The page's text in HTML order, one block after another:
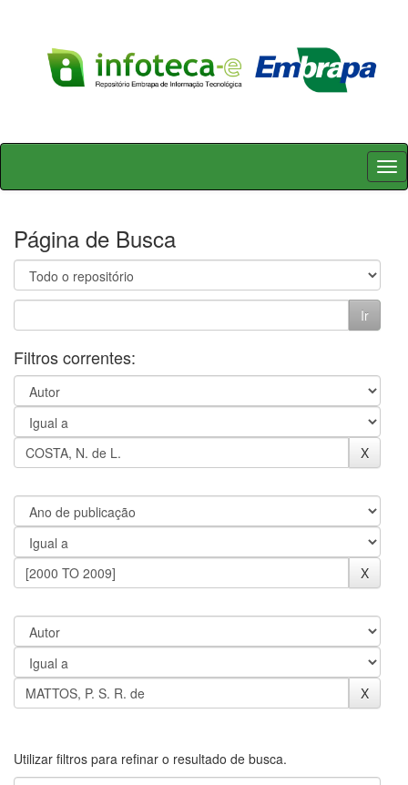
Skip
Página de Busca
Filtros correntes:
Utilizar filtros para refinar o resultado de busca.